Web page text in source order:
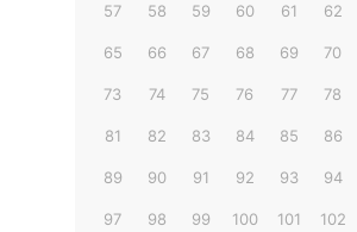
57 58 59 60 61 62
65 66 67 68 69 70
73 74 75 76 77 78
81 82 83 84 85 86
89 90 91 92 93 94
97 98 99 100 101 102